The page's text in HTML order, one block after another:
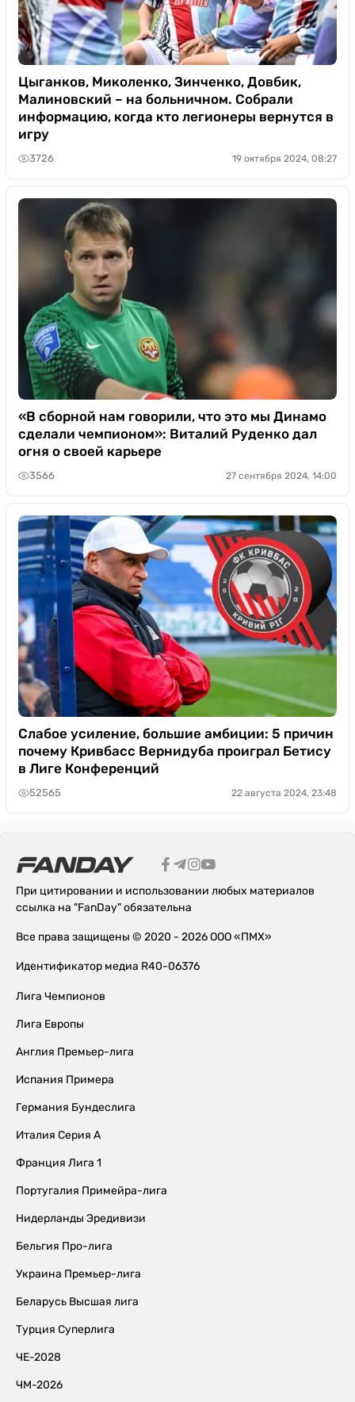
Цыганков, Миколенко, Зинченко, Довбик,
Малиновский – на больничном. Собрали
информацию, когда кто легионеры вернутся в
игру
3726 19 октября 2024, 08:27
«В сборной нам говорили, что это мы Динамо
сделали чемпионом»: Виталий Руденко дал
огня о своей карьере
3566 27 сентября 2024, 14:00
Слабое усиление, большие амбиции: 5 причин
почему Кривбасс Вернидуба проиграл Бетису
в Лиге Конференций
52565 22 августа 2024, 23:48
При цитировании и использовании любых материалов
ссылка на "FanDay" обязательна
Все права защищены © 2020 - 2026 ООО «ПМХ»
Идентификатор медиа R40-06376
Лига Чемпионов
Лига Европы
Англия Премьер-лига
Испания Примера
Германия Бундеслига
Италия Серия А
Франция Лига 1
Португалия Примейра-лига
Нидерланды Эредивизи
Бельгия Про-лига
Украина Премьер-лига
Беларусь Высшая лига
Турция Суперлига
ЧЕ-2028
ЧМ-2026